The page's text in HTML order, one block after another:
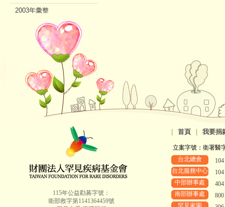
2003年彙整
2002年彙整
115年公益勸募字號：
衛部救字第1141364459號
首頁 我要捐
立案字號：衛署醫
台北總會
台北服務中心
中部辦事處
南部辦事處
罕見家園